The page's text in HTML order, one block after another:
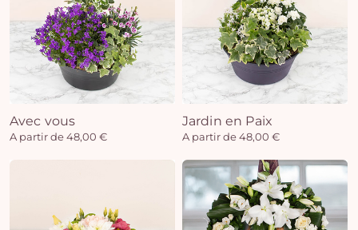
Avec vous
A partir de 48,00 €
Jardin en Paix
A partir de 48,00 €